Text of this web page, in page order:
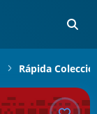
Rápida